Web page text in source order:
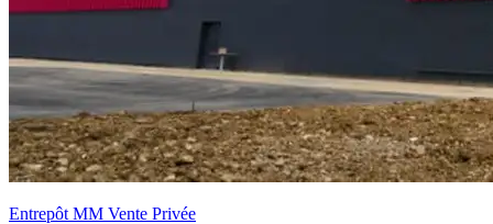
Entrepôt MM Vente Privée